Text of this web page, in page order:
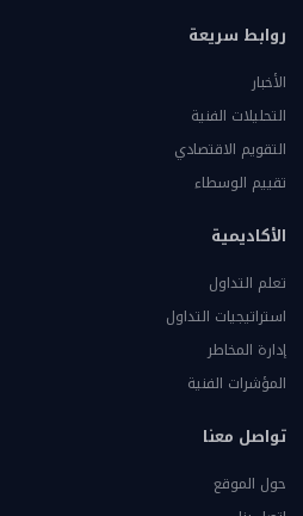
روابط سريعة
الأخبار
التحليلات الفنية
التقويم الاقتصادي
تقييم الوسطاء
الأكاديمية
تعلم التداول
استراتيجيات التداول
إدارة المخاطر
المؤشرات الفنية
تواصل معنا
حول الموقع